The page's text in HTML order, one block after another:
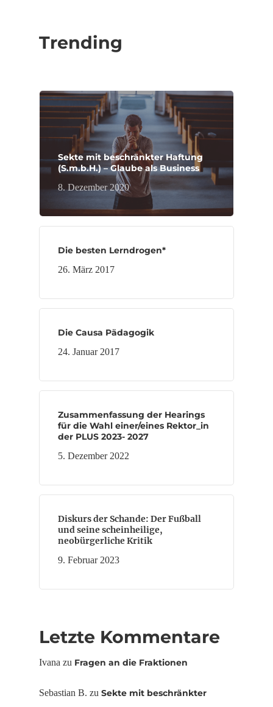
Trending
Sekte mit beschränkter Haftung
(S.m.b.H.) – Glaube als Business
8. Dezember 2020
Die besten Lerndrogen*
26. März 2017
Die Causa Pädagogik
24. Januar 2017
Zusammenfassung der Hearings
für die Wahl einer/eines Rektor_in
der PLUS 2023- 2027
5. Dezember 2022
Diskurs der Schande: Der Fußball
und seine scheinheilige,
neobürgerliche Kritik
9. Februar 2023
Letzte Kommentare
Ivana zu Fragen an die Fraktionen
Sebastian B. zu Sekte mit beschränkter